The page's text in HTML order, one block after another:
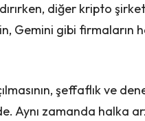
diğer kripto
Gemini gibi firmaların
şeffaflık ve
Aynı zamanda halka